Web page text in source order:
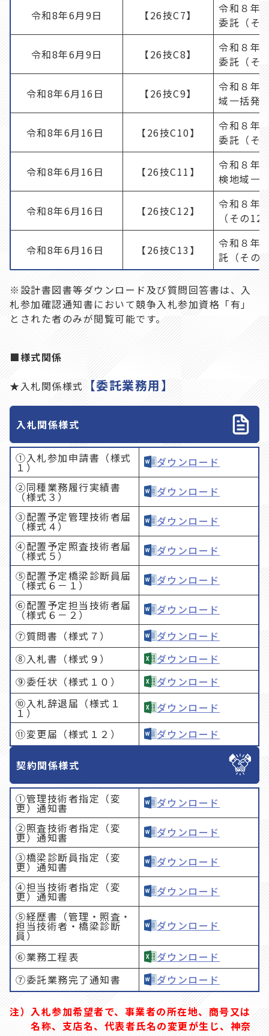
令和8年6月9日 【26技C7】
令和８年
委託（そ
令和8年6月9日 【26技C8】
令和８年
委託（そ
令和8年6月16日 【26技C9】
令和８年
域一括発
令和8年6月16日 【26技C10】
令和８年
委託（そ
令和8年6月16日 【26技C11】
令和８年
検地域一
令和8年6月16日 【26技C12】
令和８年
（その12
令和8年6月16日 【26技C13】
令和８年
託（その
※設計書図書等ダウンロード及び質問回答書は、入
札参加確認通知書において競争入札参加資格「有」
とされた者のみが閲覧可能です。
■様式関係
★入札関係様式【委託業務用】
入札関係様式
①入札参加申請書（様式
１）
ダウンロード
②同種業務履行実績書
（様式３）
ダウンロード
③配置予定管理技術者届
（様式４）
ダウンロード
④配置予定照査技術者届
（様式５）
ダウンロード
⑤配置予定橋梁診断員届
（様式６－１）
ダウンロード
⑥配置予定担当技術者届
（様式６－２）
ダウンロード
⑦質問書（様式７）
ダウンロード
⑧入札書（様式９）
ダウンロード
⑨委任状（様式１０）
ダウンロード
⑩入札辞退届（様式１
１）
ダウンロード
⑪変更届（様式１２）
ダウンロード
契約関係様式
①管理技術者指定（変
更）通知書
ダウンロード
②照査技術者指定（変
更）通知書
ダウンロード
③橋梁診断員指定（変
更）通知書
ダウンロード
④担当技術者指定（変
更）通知書
ダウンロード
⑤経歴書（管理・照査・
担当技術者・橋梁診断
員）
ダウンロード
⑥業務工程表
ダウンロード
⑦委託業務完了通知書
ダウンロード
注） 入札参加希望者で、事業者の所在地、商号又は
名称、支店名、代表者氏名の変更が生じ、神奈